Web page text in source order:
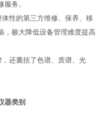
服务。
性的第三方维修、保养、移
，极大降低设备管理难度提高
还囊括了色谱、质谱、光
器类别